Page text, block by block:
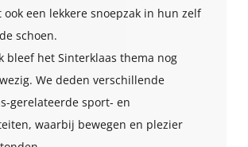
ook een lekkere snoepzak in hun zelf
schoen.
bleef het Sinterklaas thema nog
We deden verschillende
gerelateerde sport- en
waarbij bewegen en plezier